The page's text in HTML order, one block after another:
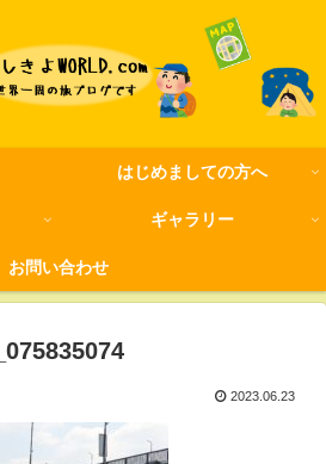
はじめましての方へ
ギャラリー
お問い合わせ
2023.06.23